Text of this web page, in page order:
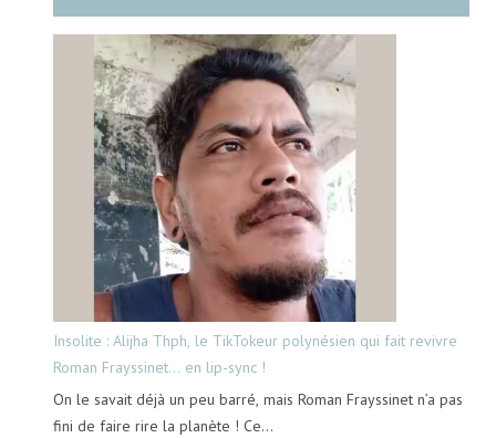
Insolite : Alijha Thph, le TikTokeur polynésien qui fait revivre
Roman Frayssinet… en lip-sync !
On le savait déjà un peu barré, mais Roman Frayssinet n’a pas
fini de faire rire la planète ! Ce…